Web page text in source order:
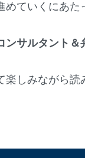
ていくにあた
ンサルタント
しみながら読